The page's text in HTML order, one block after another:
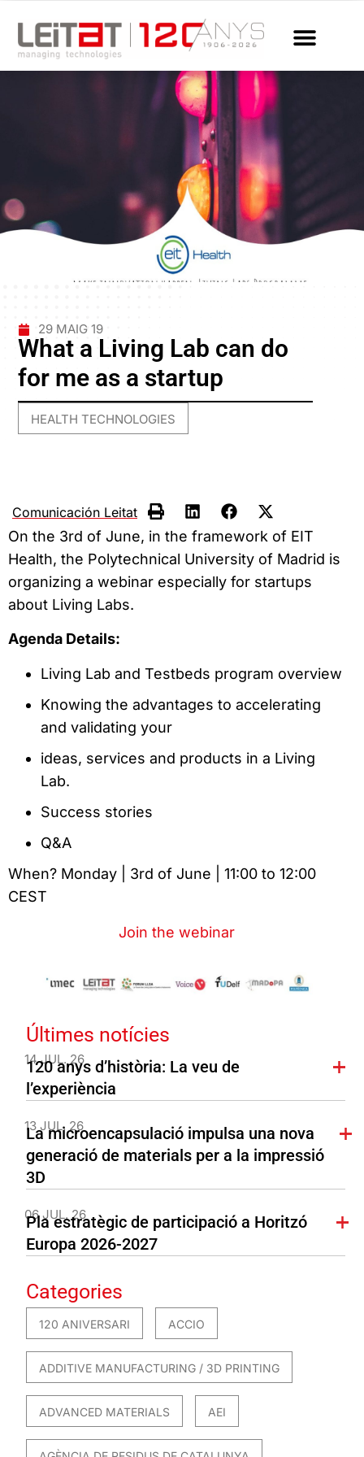
29 MAIG 19
What a Living Lab can do
for me as a startup
HEALTH TECHNOLOGIES
Comunicación Leitat
On the 3rd of June, in the framework of EIT
Health, the Polytechnical University of Madrid is
organizing a webinar especially for startups
about Living Labs.
Agenda Details:
Living Lab and Testbeds program overview
Knowing the advantages to accelerating
and validating your
ideas, services and products in a Living
Lab.
Success stories
Q&A
When? Monday | 3rd of June | 11:00 to 12:00
CEST
Join the webinar
Últimes notícies
14 JUL. 26
120 anys d’història: La veu de
l’experiència
13 JUL. 26
La microencapsulació impulsa una nova
generació de materials per a la impressió
3D
06 JUL. 26
Pla estratègic de participació a Horitzó
Europa 2026-2027
Categories
120 ANIVERSARI ACCIO
ADDITIVE MANUFACTURING / 3D PRINTING
ADVANCED MATERIALS AEI